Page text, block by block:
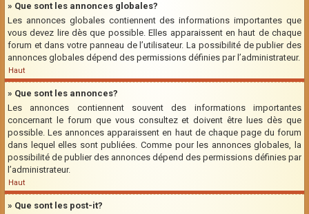
» Que sont les annonces globales?
Les annonces globales contiennent des informations importantes que
vous devez lire dès que possible. Elles apparaissent en haut de chaque
forum et dans votre panneau de l’utilisateur. La possibilité de publier des
annonces globales dépend des permissions définies par l’administrateur.
Haut
» Que sont les annonces?
Les annonces contiennent souvent des informations importantes
concernant le forum que vous consultez et doivent être lues dès que
possible. Les annonces apparaissent en haut de chaque page du forum
dans lequel elles sont publiées. Comme pour les annonces globales, la
possibilité de publier des annonces dépend des permissions définies par
l’administrateur.
Haut
» Que sont les post-it?